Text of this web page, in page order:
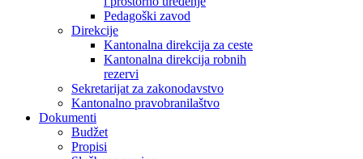
Pedagoški zavod
Direkcije
Kantonalna direkcija za ceste
Kantonalna direkcija robnih
rezervi
Sekretarijat za zakonodavstvo
Kantonalno pravobranilaštvo
Dokumenti
Budžet
Propisi